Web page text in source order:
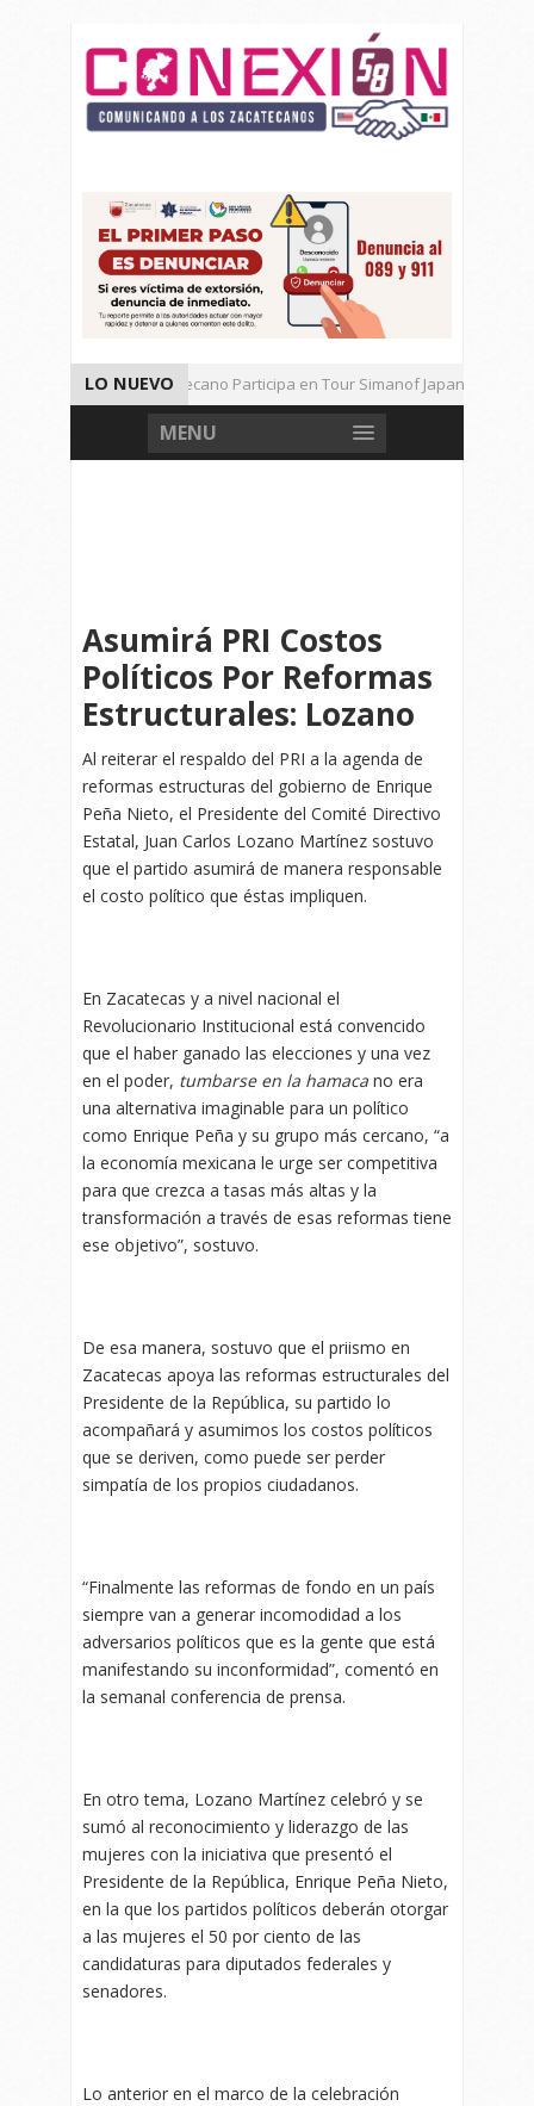
LO NUEVO
Universitario Zacatecano Participa en Tour Simanof Japan 2026
Implementa SAMA Estrategia de Reciclaje con Empresa PetStar
MENU
Asumirá PRI Costos
Políticos Por Reformas
Estructurales: Lozano
Al reiterar el respaldo del PRI a la agenda de
reformas estructuras del gobierno de Enrique
Peña Nieto, el Presidente del Comité Directivo
Estatal, Juan Carlos Lozano Martínez sostuvo
que el partido asumirá de manera responsable
el costo político que éstas impliquen.
En Zacatecas y a nivel nacional el
Revolucionario Institucional está convencido
que el haber ganado las elecciones y una vez
en el poder, tumbarse en la hamaca no era
una alternativa imaginable para un político
como Enrique Peña y su grupo más cercano, “a
la economía mexicana le urge ser competitiva
para que crezca a tasas más altas y la
transformación a través de esas reformas tiene
ese objetivo”, sostuvo.
De esa manera, sostuvo que el priismo en
Zacatecas apoya las reformas estructurales del
Presidente de la República, su partido lo
acompañará y asumimos los costos políticos
que se deriven, como puede ser perder
simpatía de los propios ciudadanos.
“Finalmente las reformas de fondo en un país
siempre van a generar incomodidad a los
adversarios políticos que es la gente que está
manifestando su inconformidad”, comentó en
la semanal conferencia de prensa.
En otro tema, Lozano Martínez celebró y se
sumó al reconocimiento y liderazgo de las
mujeres con la iniciativa que presentó el
Presidente de la República, Enrique Peña Nieto,
en la que los partidos políticos deberán otorgar
a las mujeres el 50 por ciento de las
candidaturas para diputados federales y
senadores.
Lo anterior en el marco de la celebración